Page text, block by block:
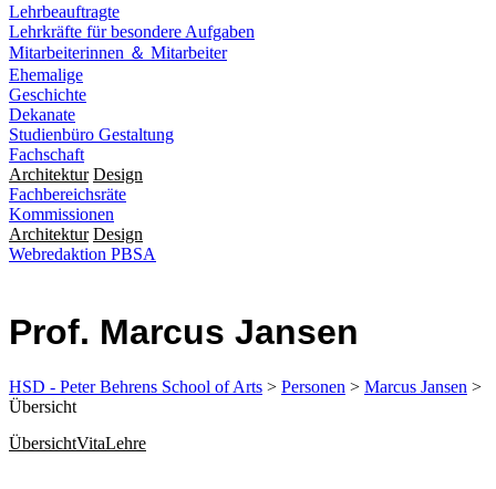
Lehrbeauftragte
Lehrkräfte für besondere Aufgaben
Mitarbeiterinnen ＆ Mitarbeiter
Ehemalige
Geschichte
Dekanate
Studienbüro Gestaltung
Fachschaft
Architektur Design
Fachbereichsräte
Kommissionen
Architektur Design
Webredaktion PBSA
Prof. Marcus Jansen
HSD - Peter Behrens School of Arts > Personen > Marcus Jansen >
Übersicht
ÜbersichtVitaLehre